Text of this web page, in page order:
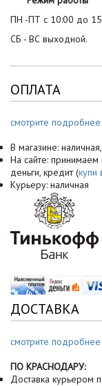
ПН -ПТ с 10:00 до
СБ - ВС выходной.
ОПЛАТА
смотрите подробнее
В магазине:
На сайте: принимаем
деньги, кредит (купи
Курьеру: наличная
ДОСТАВКА
смотрите подробнее
ПО КРАСНОДАРУ:
Доставка курьером